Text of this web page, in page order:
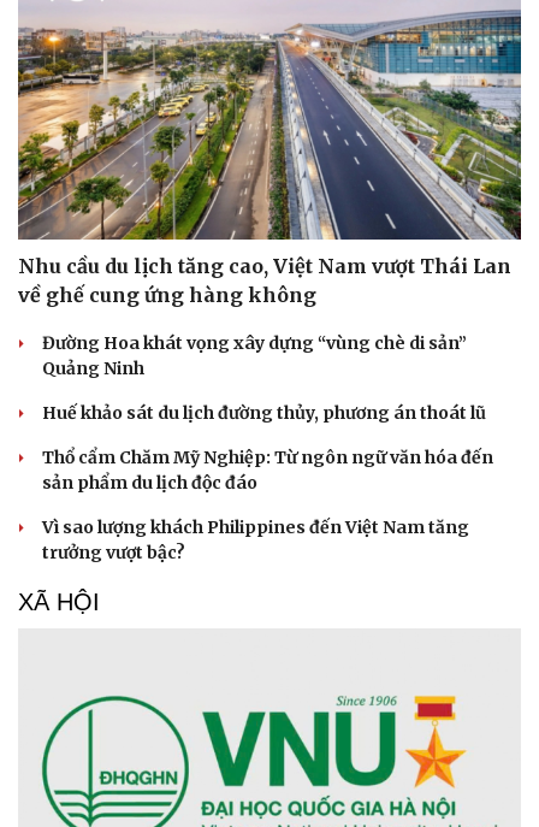
Văn hóa
Giải trí
Nhu cầu du lịch tăng cao, Việt Nam vượt Thái Lan
về ghế cung ứng hàng không
Đường Hoa khát vọng xây dựng “vùng chè di sản”
Quảng Ninh
Huế khảo sát du lịch đường thủy, phương án thoát lũ
Thổ cẩm Chăm Mỹ Nghiệp: Từ ngôn ngữ văn hóa đến
sản phẩm du lịch độc đáo
Vì sao lượng khách Philippines đến Việt Nam tăng
trưởng vượt bậc?
XÃ HỘI